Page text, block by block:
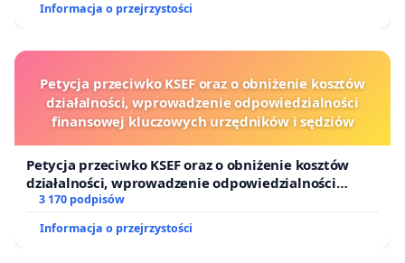
częściej również z agresją ze strony Ukraińców w
Polsce.
Serce, jakie okazali im Polacy zostało odtrącone,
sponiewierane, wykorzystanie i znieważone.
natychmiastowego usunięcia flagi ukraińskiej z
Kopca Kościuszki.
Informacja o przejrzystości
Petycja przeciwko KSEF oraz o obniżenie kosztów
działalności, wprowadzenie odpowiedzialności
finansowej kluczowych urzędników i sędziów
Petycja przeciwko KSEF oraz o obniżenie kosztów
działalności, wprowadzenie odpowiedzialności
finansowej kluczowych urzędników i sędziów
3 170 podpisów
Informacja o przejrzystości